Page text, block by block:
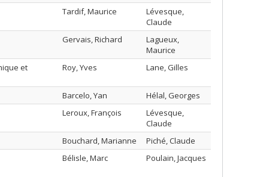
Tardif, Maurice
Lévesque,
Claude
Gervais, Richard
Lagueux,
Maurice
et
Roy, Yves Lane, Gilles
Barcelo, Yan
Hélal, Georges
Leroux, François
Lévesque,
Claude
Bouchard, Marianne
Piché, Claude
Bélisle, Marc Poulain, Jacques